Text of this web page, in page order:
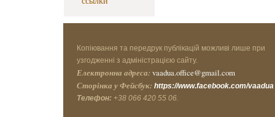
Копіювання та передрук публікацій можливі лише при
узгодженні з адміністрацією сайту.
Електронна адреса: vaadua.office@gmail.com
Сторінка у Фейсбук: https://www.facebook.com/vaadua
Телефон: +38 066 420 55 06.